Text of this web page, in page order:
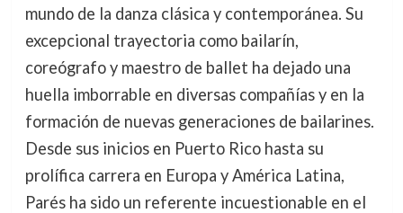
mundo de la danza clásica y contemporánea. Su
excepcional trayectoria como bailarín,
coreógrafo y maestro de ballet ha dejado una
huella imborrable en diversas compañías y en la
formación de nuevas generaciones de bailarines.
Desde sus inicios en Puerto Rico hasta su
prolífica carrera en Europa y América Latina,
Parés ha sido un referente incuestionable en el